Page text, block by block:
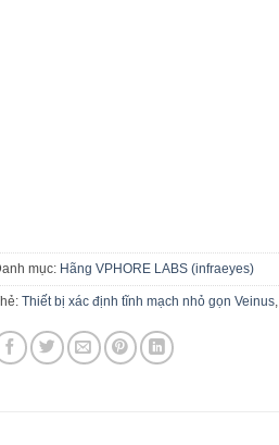
mục: Hãng VPHORE LABS (infraeyes)
Thiết bị xác định tĩnh mạch nhỏ gọn Veinus,